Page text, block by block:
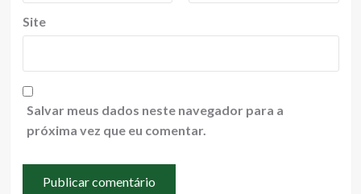
Site
Salvar meus dados neste navegador para a
próxima vez que eu comentar.